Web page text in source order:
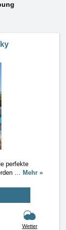
perfekte
… Mehr »
Wetter